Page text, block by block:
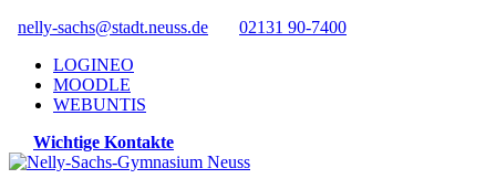
nelly-sachs@stadt.neuss.de
02131 90-7400
LOGINEO
MOODLE
WEBUNTIS
Wichtige Kontakte